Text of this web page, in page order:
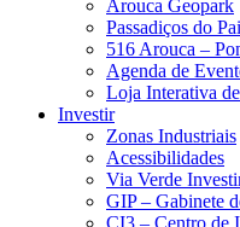
Arouca Geopark
Passadiços do
516 Arouca –
Agenda de
Loja Interativa
Investir
Zonas Industriais
Acessibilidades
Via Verde
GIP – Gabinete
CI3 – Centro de